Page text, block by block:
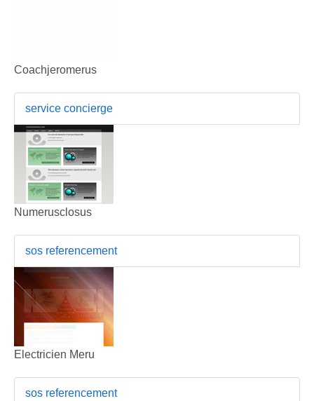
Coachjeromerus
service concierge
Numerusclosus
sos referencement
Electricien Meru
sos referencement